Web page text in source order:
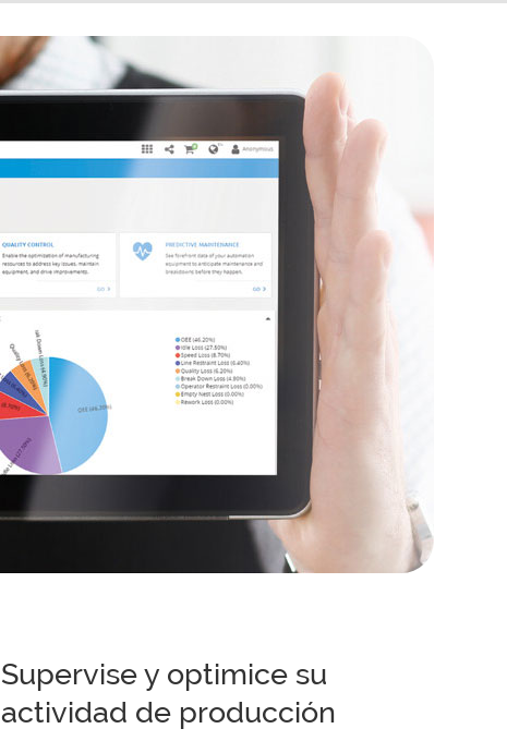
Supervise y optimice su
actividad de producción